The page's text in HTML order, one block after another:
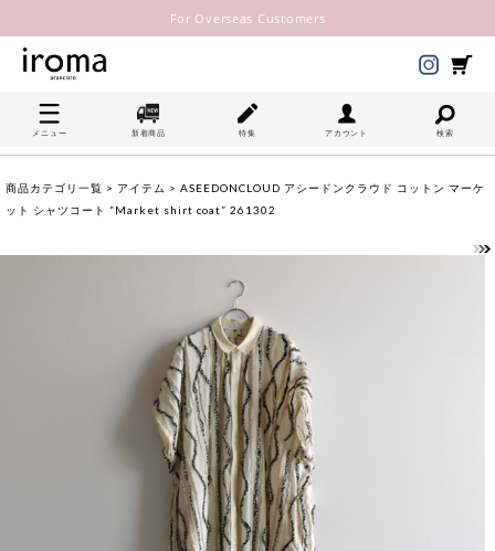
For Overseas Customers
メニュー 新着商品 特集 アカウント 検索
商品カテゴリ一覧 > アイテム > ASEEDONCLOUD アシードンクラウド コットン マーケ
ット シャツコート “Market shirt coat” 261302